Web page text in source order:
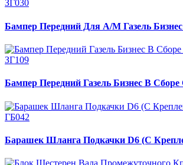
ЗГ030
Бампер Передний Для А/М Газель
ЗГ109
Бампер Передний Газель Бизнес В
ГБ042
Барашек Шланга Подкачки D6 (С